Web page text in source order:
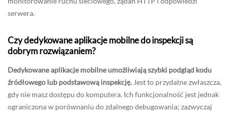
serwera.
Czy dedykowane aplikacje mobilne do inspekcji są
dobrym rozwiązaniem?
Dedykowane aplikacje mobilne umożliwiają szybki podgląd kodu
źródłowego lub podstawową inspekcję. Jest to przydatne zwłaszcza,
gdy nie masz dostępu do komputera. Ich funkcjonalność jest jednak
ograniczona w porównaniu do zdalnego debugowania; zazwyczaj